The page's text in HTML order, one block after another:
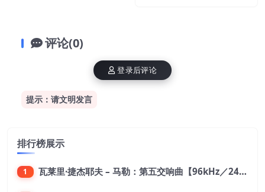
评论(0)
提示：请文明发言
登录后评论
排行榜展示
1 瓦莱里·捷杰耶夫 – 马勒：第五交响曲【96kHz／24bit】